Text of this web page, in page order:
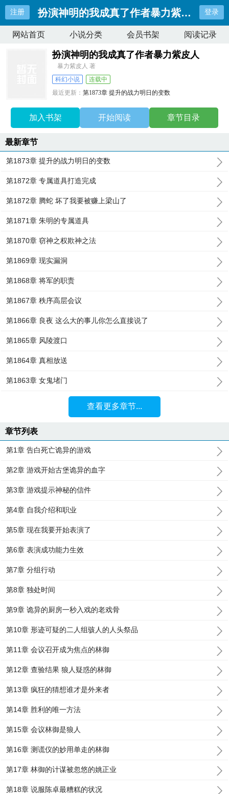
注册 扮演神明的我成真了作者暴力紫皮人 登录
网站首页 小说分类 会员书架 阅读记录
扮演神明的我成真了作者暴力紫皮人
暴力紫皮人 著
科幻小说
连载中
最近更新：第1873章 提升的战力明日的变数
加入书架 开始阅读 章节目录
最新章节
第1873章 提升的战力明日的变数
第1872章 专属道具打造完成
第1872章 腾蛇 坏了我要被赚上梁山了
第1871章 朱明的专属道具
第1870章 窃神之权欺神之法
第1869章 现实漏洞
第1868章 将军的职责
第1867章 秩序高层会议
第1866章 良夜 这么大的事儿你怎么直接说了
第1865章 风陵渡口
第1864章 真相放送
第1863章 女鬼堵门
查看更多章节...
章节列表
第1章 告白死亡诡异的游戏
第2章 游戏开始古堡诡异的血字
第3章 游戏提示神秘的信件
第4章 自我介绍和职业
第5章 现在我要开始表演了
第6章 表演成功能力生效
第7章 分组行动
第8章 独处时间
第9章 诡异的厨房一秒入戏的老戏骨
第10章 形迹可疑的二人组骇人的人头祭品
第11章 会议召开成为焦点的林御
第12章 查验结果 狼人疑惑的林御
第13章 疯狂的猜想谁才是外来者
第14章 胜利的唯一方法
第15章 会议林御是狼人
第16章 测谎仪的妙用单走的林御
第17章 林御的计谋被忽悠的姚正业
第18章 说服陈卓最糟糕的状况